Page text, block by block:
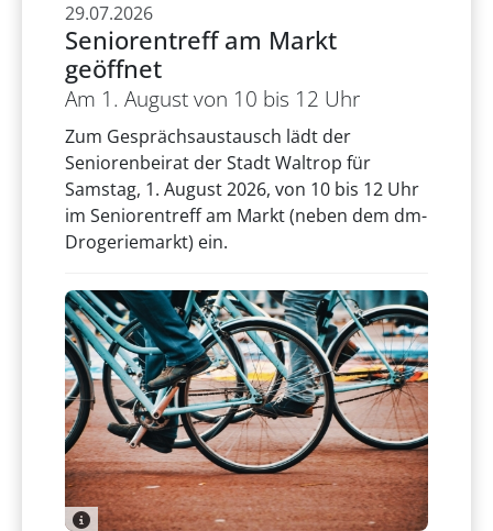
29.07.2026
Seniorentreff am Markt
geöffnet
Am 1. August von 10 bis 12 Uhr
Zum Gesprächsaustausch lädt der
Seniorenbeirat der Stadt Waltrop für
Samstag, 1. August 2026, von 10 bis 12 Uhr
im Seniorentreff am Markt (neben dem dm-
Drogeriemarkt) ein.